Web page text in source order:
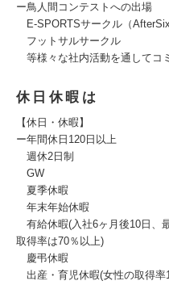
ー鳥人間コンテストへの出場
E-SPORTSサークル（
フットサルサークル
等様々な社内活動を通してコ
休日休暇は
【休日・休暇】
ー年間休日120日以上
週休2日制
GW
夏季休暇
年末年始休暇
有給休暇(入社6ヶ月後10日、
取得率は70％以上)
慶弔休暇
出産・育児休暇(女性の取得率